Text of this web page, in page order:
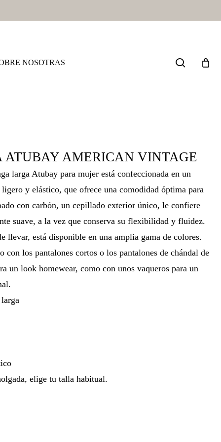
NOSOTRAS search
ATUBAY AMERICAN VINTAGE
larga Atubay para mujer está confeccionada en un
y elástico, que ofrece una comodidad óptima para
con carbón, un cepillado exterior único, le confiere
suave, a la vez que conserva su flexibilidad y fluidez.
llevar, está disponible en una amplia gama de colores.
con los pantalones cortos o los pantalones de chándal de
un look homewear, como con unos vaqueros para un
elige tu talla habitual.